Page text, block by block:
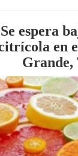
Se espera
en
Grande,